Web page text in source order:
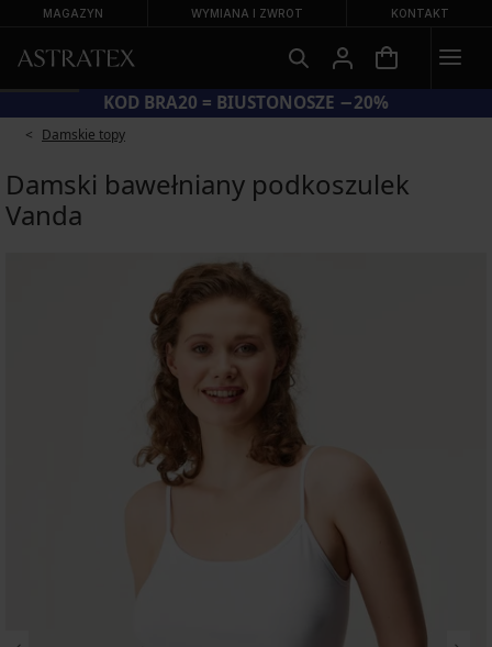
MAGAZYN WYMIANA I ZWROT KONTAKT
KOD BRA20 = BIUSTONOSZE −20%
Damskie topy
Damski bawełniany podkoszulek
Vanda